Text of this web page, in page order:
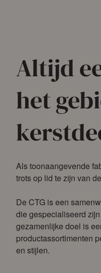
Altijd
het
Als toonaangevende
trots op lid te zijn van
De CTG is een
die gespecialiseerd
gezamenlijke doel is
productassortimenten
en stijlen.